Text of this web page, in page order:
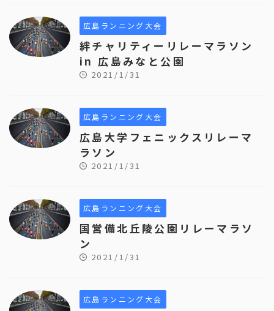
広島ランニング大会
絆チャリティーリレーマラソン
in 広島みなと公園
2021/1/31
広島ランニング大会
広島大学フェニックスリレーマ
ラソン
2021/1/31
広島ランニング大会
国営備北丘陵公園リレーマラソ
ン
2021/1/31
広島ランニング大会